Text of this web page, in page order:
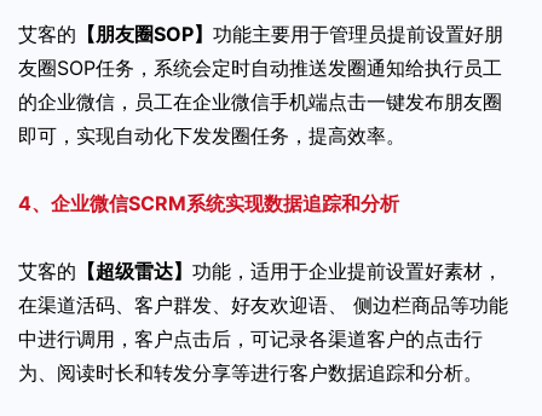
艾客的 【朋友圈SOP】 功能主要用于管理员提前设置好朋
友圈SOP任务，系统会定时自动推送发圈通知给执行员工
的企业微信，员工在企业微信手机端点击一键发布朋友圈
即可，实现自动化下发发圈任务，提高效率。
4、企业微信SCRM系统实现数据追踪和分析
艾客的 【超级雷达】 功能，适用于企业提前设置好素材，
在渠道活码、客户群发、好友欢迎语、 侧边栏商品等功能
中进行调用，客户点击后，可记录各渠道客户的点击行
为、阅读时长和转发分享等进行客户数据追踪和分析。